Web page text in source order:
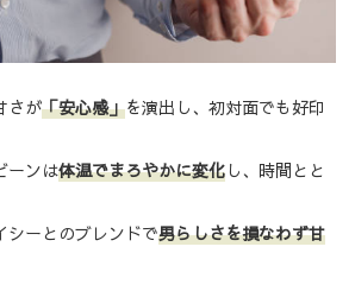
さが「安心感」を演出し、初対面でも好印
ーンは体温でまろやかに変化し、時間とと
シーとのブレンドで男らしさを損なわず甘